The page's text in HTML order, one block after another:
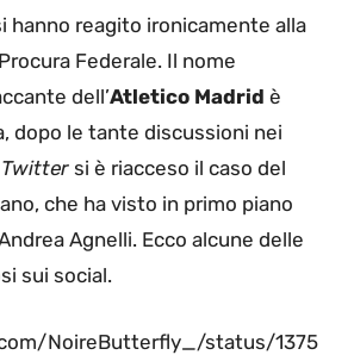
hanno reagito ironicamente alla
Federale. Il nome
dell’Atletico Madrid è
dopo le tante discussioni nei
Twitter si è riacceso il caso del
che ha visto in primo piano
Agnelli. Ecco alcune delle
sui social.
NoireButterfly_/status/1375